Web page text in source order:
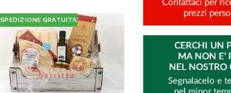
SPEDIZIONE GRATUITA